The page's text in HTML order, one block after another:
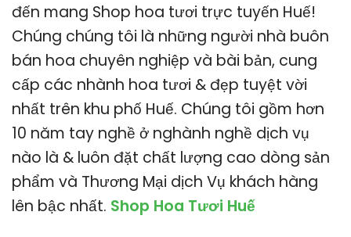
đến mang Shop hoa tươi trực tuyến Huế!
Chúng chúng tôi là những người nhà buôn
bán hoa chuyên nghiệp và bài bản, cung
cấp các nhành hoa tươi & đẹp tuyệt vời
nhất trên khu phố Huế. Chúng tôi gồm hơn
10 năm tay nghề ở nghành nghề dịch vụ
nào là & luôn đặt chất lượng cao dòng sản
phẩm và Thương Mại dịch Vụ khách hàng
lên bậc nhất. Shop Hoa Tươi Huế